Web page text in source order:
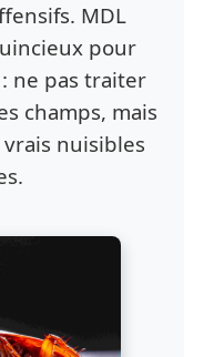
MDL
pour
ne pas traiter
champs, mais
nuisibles